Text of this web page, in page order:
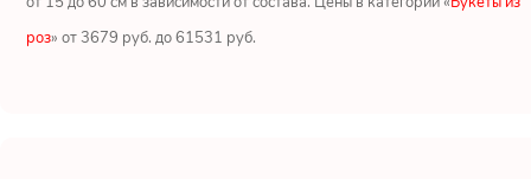
Показать еще
роз» от 3679 руб. до 61531 руб.